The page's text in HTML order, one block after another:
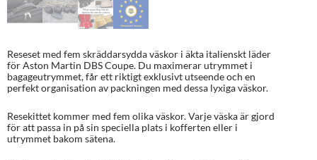
Reseset med fem skräddarsydda väskor i äkta italienskt läder
för Aston Martin DBS Coupe. Du maximerar utrymmet i
bagageutrymmet, får ett riktigt exklusivt utseende och en
perfekt organisation av packningen med dessa lyxiga väskor.
Resekittet kommer med fem olika väskor. Varje väska är gjord
för att passa in på sin speciella plats i kofferten eller i
utrymmet bakom sätena.